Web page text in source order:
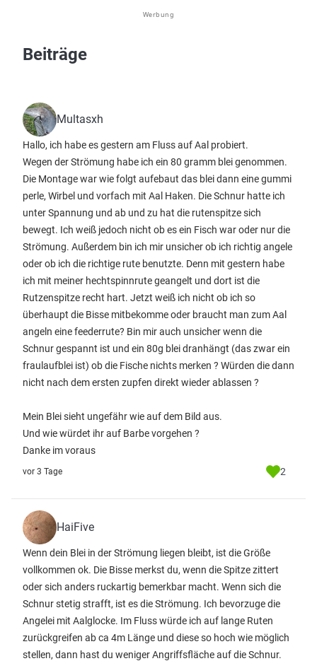
Werbung
Beiträge
Multasxh
Hallo, ich habe es gestern am Fluss auf Aal probiert.
Wegen der Strömung habe ich ein 80 gramm blei genommen.
Die Montage war wie folgt aufebaut das blei dann eine gummi
perle, Wirbel und vorfach mit Aal Haken. Die Schnur hatte ich
unter Spannung und ab und zu hat die rutenspitze sich
bewegt. Ich weiß jedoch nicht ob es ein Fisch war oder nur die
Strömung. Außerdem bin ich mir unsicher ob ich richtig angele
oder ob ich die richtige rute benutzte. Denn mit gestern habe
ich mit meiner hechtspinnrute geangelt und dort ist die
Rutzenspitze recht hart. Jetzt weiß ich nicht ob ich so
überhaupt die Bisse mitbekomme oder braucht man zum Aal
angeln eine feederrute? Bin mir auch unsicher wenn die
Schnur gespannt ist und ein 80g blei dranhängt (das zwar ein
fraulaufblei ist) ob die Fische nichts merken ? Würden die dann
nicht nach dem ersten zupfen direkt wieder ablassen ?
Mein Blei sieht ungefähr wie auf dem Bild aus.
Und wie würdet ihr auf Barbe vorgehen ?
Danke im voraus
vor 3 Tage 2
HaiFive
Wenn dein Blei in der Strömung liegen bleibt, ist die Größe
vollkommen ok. Die Bisse merkst du, wenn die Spitze zittert
oder sich anders ruckartig bemerkbar macht. Wenn sich die
Schnur stetig strafft, ist es die Strömung. Ich bevorzuge die
Angelei mit Aalglocke. Im Fluss würde ich auf lange Ruten
zurückgreifen ab ca 4m Länge und diese so hoch wie möglich
stellen, dann hast du weniger Angriffsfläche auf die Schnur.